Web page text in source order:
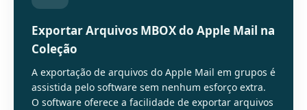
Exportar Arquivos MBOX do Apple Mail na
Coleção
A exportação de arquivos do Apple Mail em grupos é
assistida pelo software sem nenhum esforço extra.
O software oferece a facilidade de exportar arquivos